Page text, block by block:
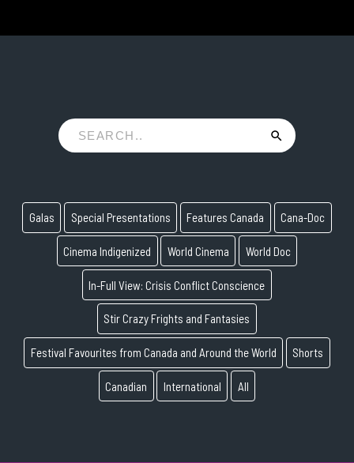
Galas Special Presentations Features Canada Cana-Doc
Cinema Indigenized World Cinema World Doc
In-Full View: Crisis Conflict Conscience
Stir Crazy Frights and Fantasies
Festival Favourites from Canada and Around the World Shorts
Canadian International All